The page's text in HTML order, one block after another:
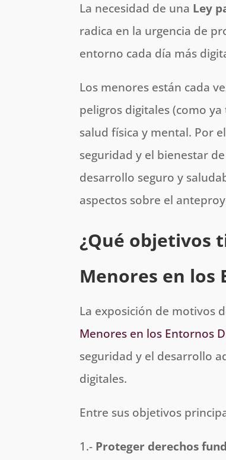
La necesidad de una Ley
radica en la urgencia de
entorno cada día más
Los menores están cada
peligros digitales (como
salud física y mental. Por
seguridad y el bienestar
desarrollo seguro y
aspectos sobre el
¿Qué objetivos
Menores en los
La exposición de motivos
Menores en los Entornos
seguridad y el desarrollo
digitales.
Entre sus objetivos
1.- Proteger derechos